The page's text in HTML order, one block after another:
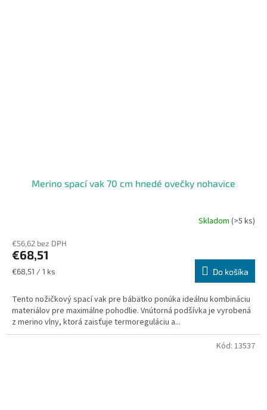
Merino spací vak 70 cm hnedé ovečky nohavice
Skladom (>5 ks)
€56,62 bez DPH
€68,51
Jednotková
€68,51 / 1 ks Do košíka
Tento nožičkový spací vak pre bábätko ponúka ideálnu kombináciu
materiálov pre maximálne pohodlie. Vnútorná podšívka je vyrobená
z merino vlny, ktorá zaisťuje termoreguláciu a...
Kód: 13537